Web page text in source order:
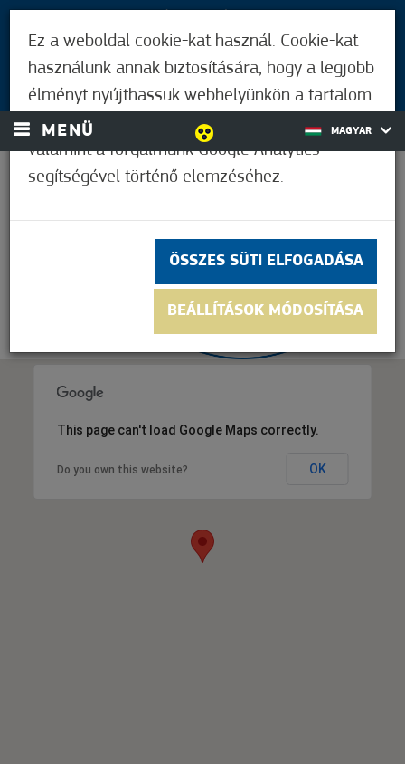
BEJELENTKEZÉS
MENÜ MAGYAR
This page can't load Google Maps correctly.
Do you own this website? OK
Ez a weboldal cookie-kat használ. Cookie-kat
használunk annak biztosítására, hogy a legjobb
élményt nyújthassuk webhelyünkön a tartalom
és a hirdetések személyre szabásához,
valamint a forgalmunk Google Analytics
segítségével történő elemzéséhez.
ÖSSZES SÜTI ELFOGADÁSA
BEÁLLÍTÁSOK MÓDOSÍTÁSA